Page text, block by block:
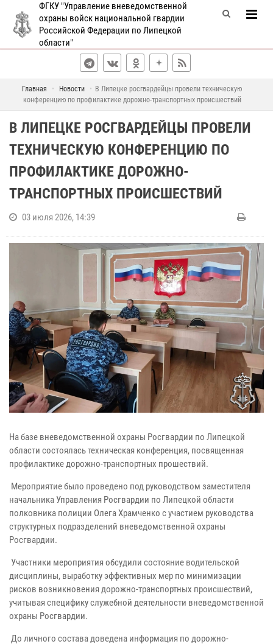
ФГКУ "Управление вневедомственной
охраны войск национальной гвардии
Российской Федерации по Липецкой
области"
Главная Новости
В Липецке росгвардейцы провели техническую
конференцию по профилактике дорожно-транспортных происшествий
В ЛИПЕЦКЕ РОСГВАРДЕЙЦЫ ПРОВЕЛИ
ТЕХНИЧЕСКУЮ КОНФЕРЕНЦИЮ ПО
ПРОФИЛАКТИКЕ ДОРОЖНО-
ТРАНСПОРТНЫХ ПРОИСШЕСТВИЙ
03 июля 2026, 14:39
На базе вневедомственной охраны Росгвардии по Липецкой
области состоялась техническая конференция, посвященная
профилактике дорожно-транспортных прошествий.
Мероприятие было проведено под руководством заместителя
начальника Управления Росгвардии по Липецкой области
полковника полиции Олега Храмченко с участием руководства
структурных подразделений вневедомственной охраны
Росгвардии.
Участники мероприятия обсудили состояние водительской
дисциплины, выработку эффективных мер по минимизации
рисков возникновения дорожно-транспортных происшествий,
учитывая специфику служебной деятельности вневедомственной
охраны Росгвардии.
До личного состава доведена информация по дорожно-